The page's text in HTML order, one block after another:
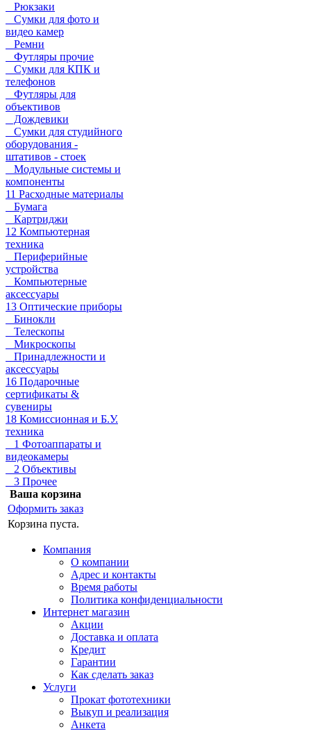
Рюкзаки
Сумки для фото и
видео камер
Ремни
Футляры прочие
Сумки для КПК и
телефонов
Футляры для
объективов
Дождевики
Сумки для студийного
оборудования -
штативов - стоек
Модульные системы и
компоненты
11 Расходные материалы
Бумага
Картриджи
12 Компьютерная
техника
Периферийные
устройства
Компьютерные
аксессуары
13 Оптические приборы
Бинокли
Телескопы
Микроскопы
Принадлежности и
аксессуары
16 Подарочные
сертификаты &
сувениры
18 Комиссионная и Б.У.
техника
1 Фотоаппараты и
видеокамеры
2 Объективы
3 Прочее
Ваша корзина
Оформить заказ
Корзина пуста.
Компания
О компании
Адрес и контакты
Время работы
Политика конфиденциальности
Интернет магазин
Акции
Доставка и оплата
Кредит
Гарантии
Как сделать заказ
Услуги
Прокат фототехники
Выкуп и реализация
Анкета